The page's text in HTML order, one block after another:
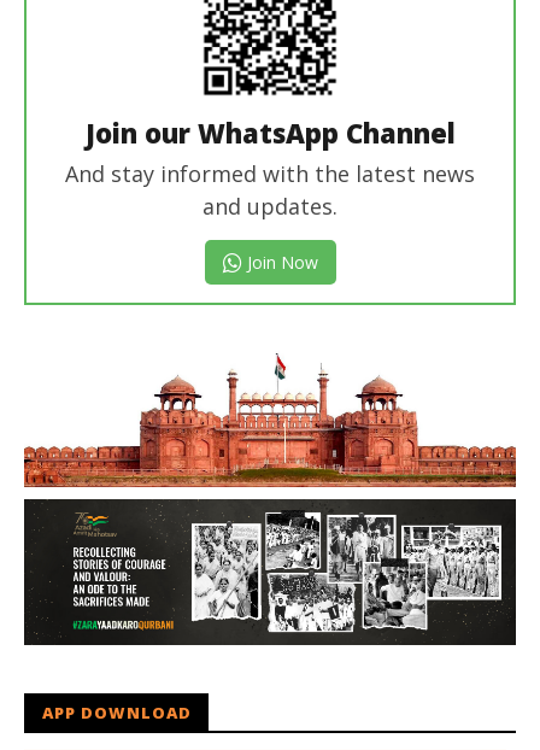
Join our WhatsApp Channel
And stay informed with the latest news
and updates.
Join Now
APP DOWNLOAD